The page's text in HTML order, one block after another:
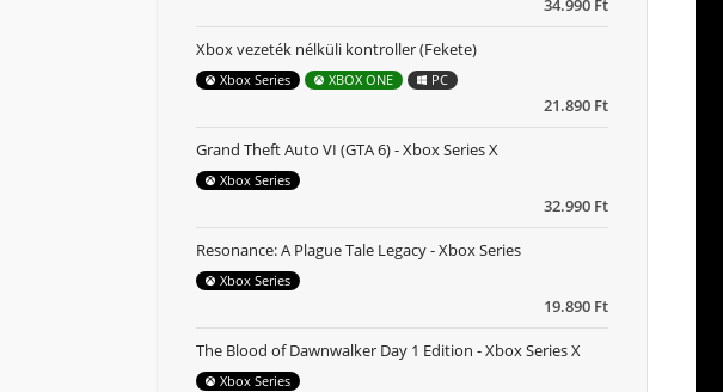
34.990 Ft
21.890 Ft
Xbox vezeték nélküli kontroller (Fekete)
Xbox Series XBOX ONE PC
32.990 Ft
Grand Theft Auto VI (GTA 6) - Xbox Series X
Xbox Series
19.890 Ft
Resonance: A Plague Tale Legacy - Xbox Series
Xbox Series
The Blood of Dawnwalker Day 1 Edition - Xbox Series X
Xbox Series